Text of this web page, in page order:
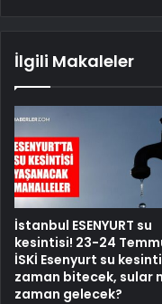
İlgili Makaleler
İstanbul ESENYURT su
kesintisi! 23-24
İSKİ Esenyurt su
zaman bitecek, sular
zaman gelecek?